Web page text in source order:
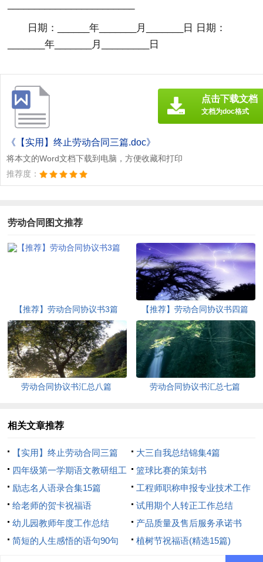
日期：______年_______月_______日 日期：
_______年_______月_________日
《【实用】终止劳动合同三篇.doc》
将本文的Word文档下载到电脑，方便收藏和打印
推荐度：
点击下载文档
文档为doc格式
劳动合同图文推荐
【推荐】劳动合同协议书3篇 【推荐】劳动合同协议书四篇
劳动合同协议书汇总八篇 劳动合同协议书汇总七篇
相关文章推荐
【实用】终止劳动合同三篇
大三自我总结锦集4篇
四年级第一学期语文教研组工
作计划
篮球比赛的策划书
励志名人语录合集15篇
工程师职称申报专业技术工作
总结
给老师的贺卡祝福语
试用期个人转正工作总结
幼儿园教师年度工作总结
产品质量及售后服务承诺书
简短的人生感悟的语句90句
植树节祝福语(精选15篇)